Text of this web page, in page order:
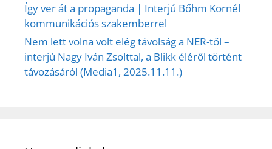
Így ver át a propaganda | Interjú Bőhm Kornél
kommunikációs szakemberrel
Nem lett volna volt elég távolság a NER-től –
interjú Nagy Iván Zsolttal, a Blikk éléről történt
távozásáról (Media1, 2025.11.11.)